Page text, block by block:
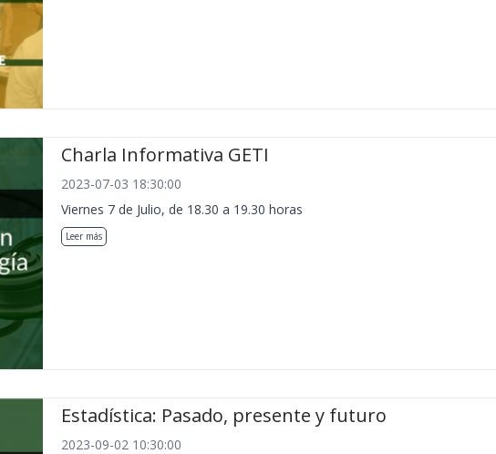
Charla Informativa GETI
2023-07-03 18:30:00
Viernes 7 de Julio, de 18.30 a 19.30 horas
Leer más
Estadística: Pasado, presente y futuro
2023-09-02 10:30:00